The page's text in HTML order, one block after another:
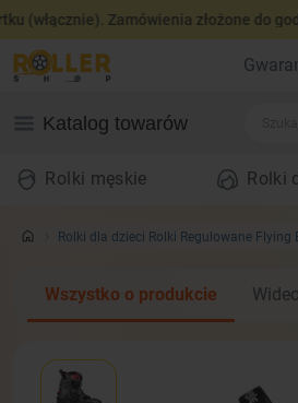
Zamówienia złożone do godziny
Katalog towarów
Rolki męskie Rolki
Rolki dla dzieci Rolki Regulowane Flying
Wszystko o produkcie